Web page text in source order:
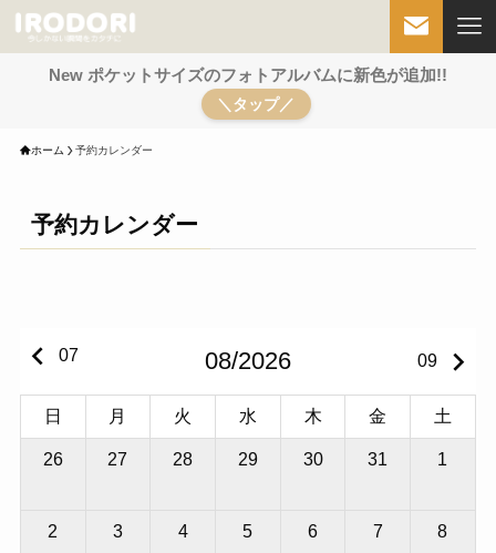
New ポケットサイズのフォトアルバムに新色が追加!!
＼タップ／
ホーム 予約カレンダー
予約カレンダー
keyboard_arrow_left 07 08/2026 09 keyboard_arrow_right
日 月 火 水 木 金 土
26 27 28 29 30 31 1
2 3 4 5 6 7 8